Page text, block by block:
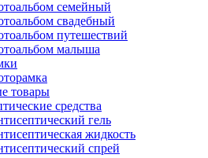
семейный
свадебный
путешествий
малыша
товары
средства
гель
жидкость
спрей